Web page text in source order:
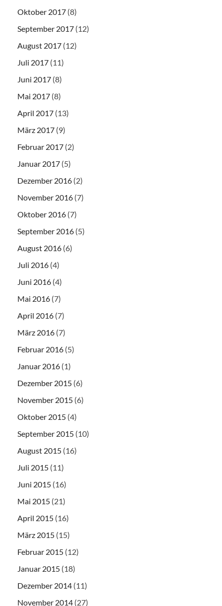
Oktober 2017 (8)
September 2017 (12)
August 2017 (12)
Juli 2017 (11)
Juni 2017 (8)
Mai 2017 (8)
April 2017 (13)
März 2017 (9)
Februar 2017 (2)
Januar 2017 (5)
Dezember 2016 (2)
November 2016 (7)
Oktober 2016 (7)
September 2016 (5)
August 2016 (6)
Juli 2016 (4)
Juni 2016 (4)
Mai 2016 (7)
April 2016 (7)
März 2016 (7)
Februar 2016 (5)
Januar 2016 (1)
Dezember 2015 (6)
November 2015 (6)
Oktober 2015 (4)
September 2015 (10)
August 2015 (16)
Juli 2015 (11)
Juni 2015 (16)
Mai 2015 (21)
April 2015 (16)
März 2015 (15)
Februar 2015 (12)
Januar 2015 (18)
Dezember 2014 (11)
November 2014 (27)